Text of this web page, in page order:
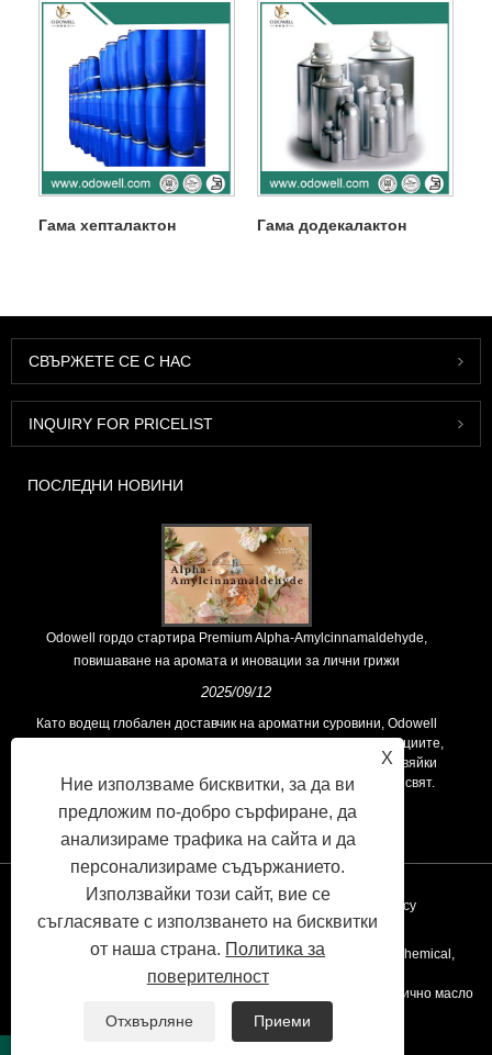
Гама хепталактон Гама додекалактон
СВЪРЖЕТЕ СЕ С НАС
INQUIRY FOR PRICELIST
ПОСЛЕДНИ НОВИНИ
Odowell гордо стартира Premium Alpha-Amylcinnamaldehyde,
повишаване на аромата и иновации за лични грижи
2025/09/12
Като водещ глобален доставчик на ароматни суровини, Odowell
поддържа основна философия на „ориентирана към иновациите,
фокусирани върху качеството“, последователно предоставяйки
превъзходни решения за аромати на клиентите по целия свят.
Privacy Policy
Copyright © 2020 Kunshan Odowell Co., Ltd - China Aroma Chemical,
Производители на съставки на аромата, доставчици на етерично масло
Всички права запазени.
X
Ние използваме бисквитки, за да ви
предложим по-добро сърфиране, да
анализираме трафика на сайта и да
персонализираме съдържанието.
Използвайки този сайт, вие се
съгласявате с използването на бисквитки
от наша страна. Политика за
поверителност
Отхвърляне Приеми